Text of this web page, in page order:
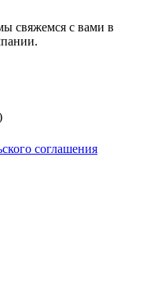
свяжемся с вами в
соглашения